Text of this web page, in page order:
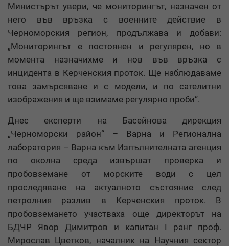
Министърът увери, че мониторингът, назначен от
него във връзка с военните действие в
Черноморския регион, продължава и добави:
„Мониторингът е постоянен и регулярен, но в
момента назначихме и нов във връзка с
инцидента в Керченския проток. Ще наблюдаваме
това замърсяване и с модели, и по сателитни
изображения и ще взимаме регулярно проби“.
Днес експерти на Басейнова дирекция
„Черноморски район“ – Варна и Регионална
лаборатория – Варна към Изпълнителната агенция
по околна среда извършат проверка и
пробовземане от морските води с цел
проследяване на актуалното състояние след
петролния разлив в Керченския проток. В
пробовземането участваха още директорът на
БДЧР Явор Димитров и капитан I ранг проф.
Мирослав Цветков, началник на Научния сектор